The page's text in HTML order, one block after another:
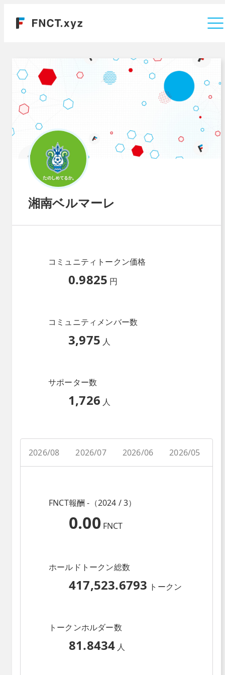
湘南ベルマーレ
コミュニティトークン価格
0.9825 円
コミュニティメンバー数
3,975 人
サポーター数
1,726 人
2026/08 2026/07 2026/06 2026/05
FNCT報酬 -（2024 / 3）
0.00 FNCT
ホールドトークン総数
417,523.6793 トークン
トークンホルダー数
81.8434 人